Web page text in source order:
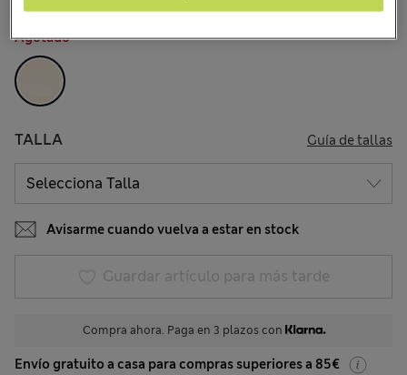
COLOR: Amarillo
Agotado
TALLA Guía de tallas
Avisarme cuando vuelva a estar en stock
Guardar artículo para más tarde
Compra ahora. Paga en 3 plazos con
Envío gratuito a casa para compras superiores a 85€